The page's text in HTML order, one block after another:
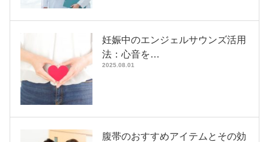
妊娠中のエンジェルサウンズ活用
法：心音を…
2025.08.01
腹帯のおすすめアイテムとその効